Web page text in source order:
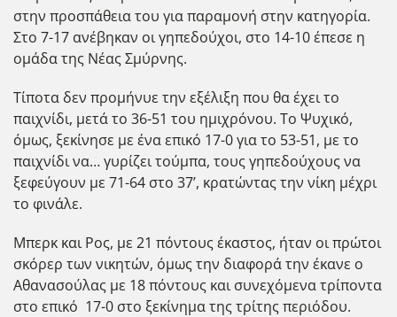
στην προσπάθεια του για παραμονή στην κατηγορία.
Στο 7-17 ανέβηκαν οι γηπεδούχοι, στο 14-10 έπεσε η
ομάδα της Νέας Σμύρνης.
Τίποτα δεν προμήνυε την εξέλιξη που θα έχει το
παιχνίδι, μετά το 36-51 του ημιχρόνου. Το Ψυχικό,
όμως, ξεκίνησε με ένα επικό 17-0 για το 53-51, με το
παιχνίδι να… γυρίζει τούμπα, τους γηπεδούχους να
ξεφεύγουν με 71-64 στο 37’, κρατώντας την νίκη μέχρι
το φινάλε.
Μπερκ και Ρος, με 21 πόντους έκαστος, ήταν οι πρώτοι
σκόρερ των νικητών, όμως την διαφορά την έκανε ο
Αθανασούλας με 18 πόντους και συνεχόμενα τρίποντα
στο επικό 17-0 στο ξεκίνημα της τρίτης περιόδου.